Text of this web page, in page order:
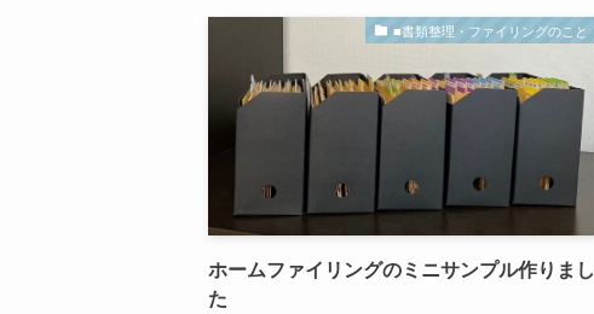
■書類整理・ファイリングのこと
ホームファイリングのミニサンプル作りまし
た